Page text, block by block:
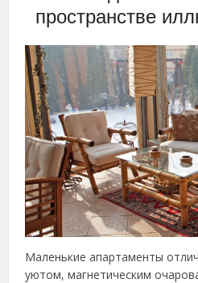
пространстве
Маленькие апартаменты
уютом, магнетическим